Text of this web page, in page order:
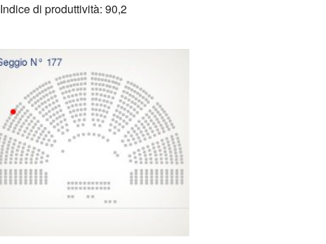
Indice di produttività: 90,2